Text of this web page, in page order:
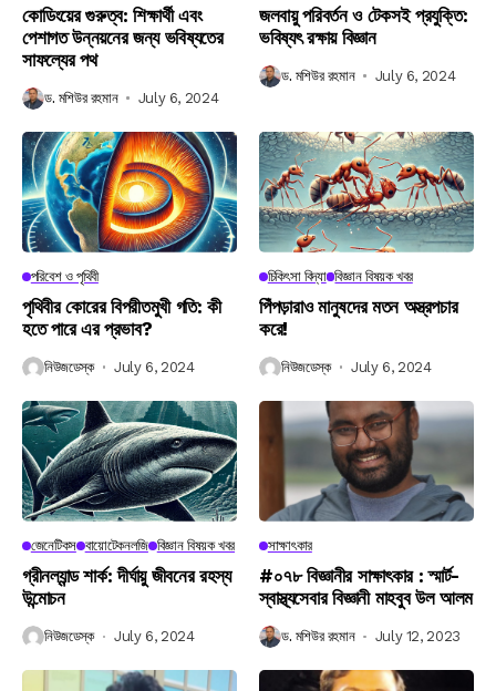
কোডিংয়ের গুরুত্ব: শিক্ষার্থী এবং
পেশাগত উন্নয়নের জন্য ভবিষ্যতের
সাফল্যের পথ
ড. মশিউর রহমান July 6, 2024
জলবায়ু পরিবর্তন ও টেকসই প্রযুক্তি:
ভবিষ্যৎ রক্ষায় বিজ্ঞান
ড. মশিউর রহমান July 6, 2024
পরিবেশ ও পৃথিবী
পৃথিবীর কোরের বিপরীতমুখী গতি: কী
হতে পারে এর প্রভাব?
নিউজডেস্ক July 6, 2024
চিকিৎসা বিদ্যা বিজ্ঞান বিষয়ক খবর
পিঁপড়ারাও মানুষদের মতন অস্ত্রপচার
করে!
নিউজডেস্ক July 6, 2024
জেনেটিকস বায়োটেকনলজি বিজ্ঞান বিষয়ক খবর
গ্রীনল্যান্ড শার্ক: দীর্ঘায়ু জীবনের রহস্য
উন্মোচন
নিউজডেস্ক July 6, 2024
সাক্ষাৎকার
#০৭৮ বিজ্ঞানীর সাক্ষাৎকার : স্মার্ট-
স্বাস্থ্যসেবার বিজ্ঞানী মাহবুব উল আলম
ড. মশিউর রহমান July 12, 2023